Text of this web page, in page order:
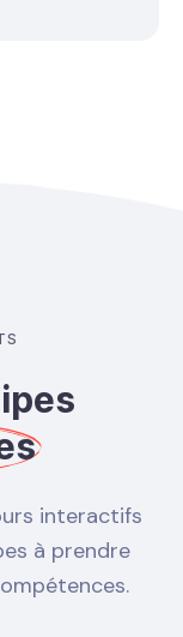
interactifs
à prendre